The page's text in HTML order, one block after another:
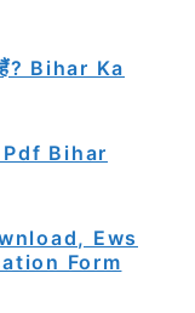
हैं? Bihar Ka
Bihar
Ews
Form